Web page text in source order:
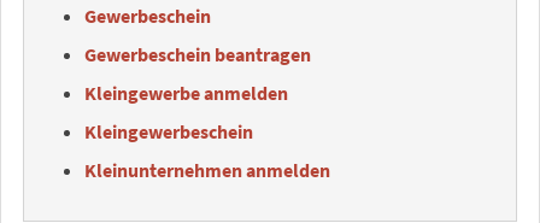
Gewerbeschein
Gewerbeschein beantragen
Kleingewerbe anmelden
Kleingewerbeschein
Kleinunternehmen anmelden